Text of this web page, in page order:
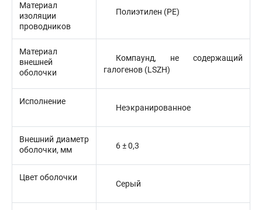
Материал
изоляции
проводников
Полиэтилен (PE)
Материал
внешней
оболочки
Компаунд, не содержащий
галогенов (LSZH)
Исполнение
Неэкранированное
Внешний диаметр
оболочки, мм
6 ± 0,3
Цвет оболочки
Серый